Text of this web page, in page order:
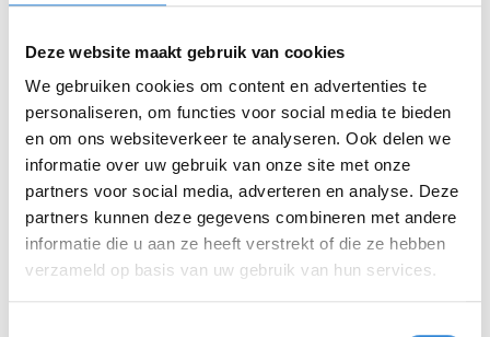
Deze website maakt gebruik van cookies
We gebruiken cookies om content en advertenties te
personaliseren, om functies voor social media te bieden
en om ons websiteverkeer te analyseren. Ook delen we
informatie over uw gebruik van onze site met onze
partners voor social media, adverteren en analyse. Deze
partners kunnen deze gegevens combineren met andere
informatie die u aan ze heeft verstrekt of die ze hebben
verzameld op basis van uw gebruik van hun services.
Samenwerking
Aveleijn is een krachtige samenwerkingspartner voor
collega instellingen om kennis en kunde te bundelen
of daar waar nodig te vergroten. Zo houdt het
Expertiseteam zich onder andere bezig met de
volgende zaken:
Samenwerking in de keten zorg ten behoeve van